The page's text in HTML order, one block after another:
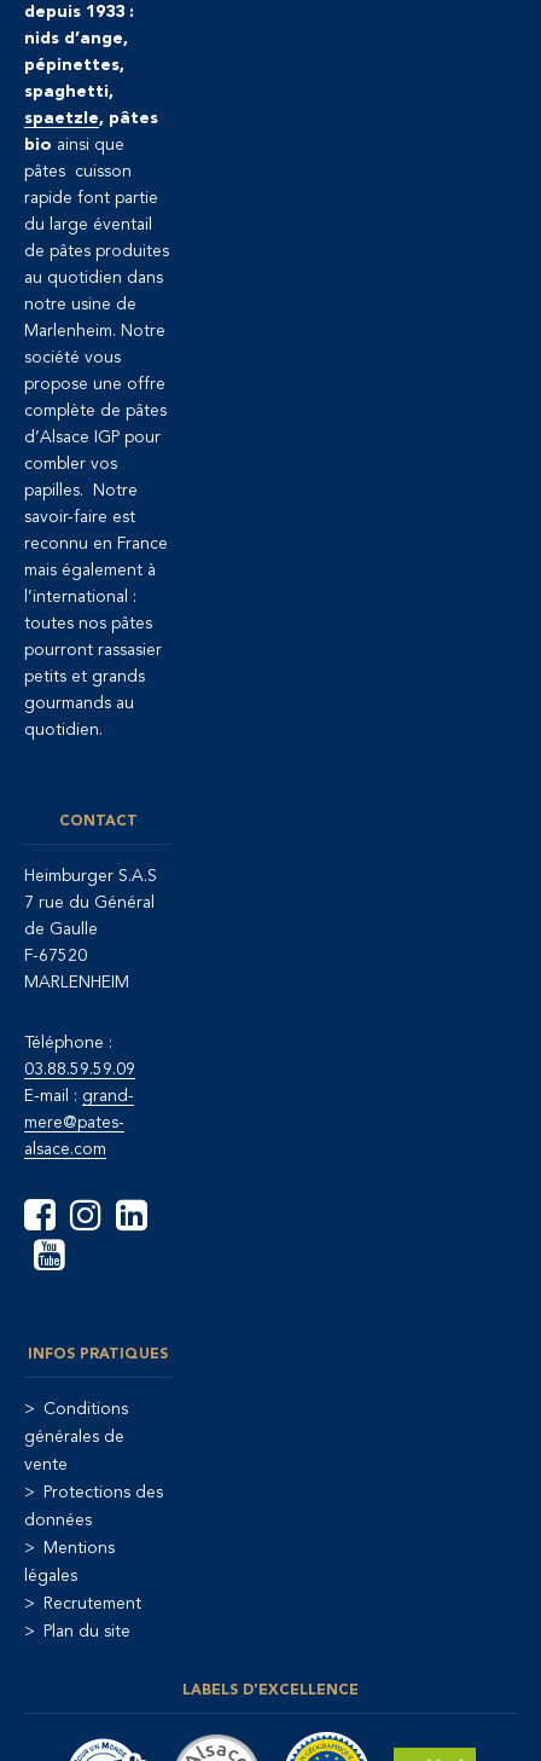
depuis 1933 :
nids d’ange,
pépinettes,
spaghetti,
spaetzle, pâtes
bio ainsi que
pâtes cuisson
rapide font partie
du large éventail
de pâtes produites
au quotidien dans
notre usine de
Marlenheim. Notre
société vous
propose une offre
complète de pâtes
d’Alsace IGP pour
combler vos
papilles. Notre
savoir-faire est
reconnu en France
mais également à
l’international :
toutes nos pâtes
pourront rassasier
petits et grands
gourmands au
quotidien.
CONTACT
Heimburger S.A.S
7 rue du Général
de Gaulle
F-67520
MARLENHEIM
Téléphone :
03.88.59.59.09
E-mail : grand-
mere@pates-
alsace.com
INFOS PRATIQUES
Conditions
générales de
vente
Protections des
données
Mentions
légales
Recrutement
Plan du site
LABELS D'EXCELLENCE